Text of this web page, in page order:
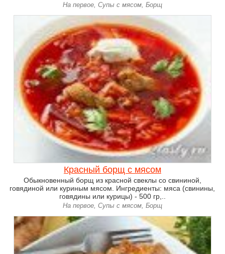
На первое, Супы с мясом, Борщ
Красный борщ с мясом
Обыкновенный борщ из красной свеклы со свининой,
говядиной или куриным мясом. Ингредиенты: мяса (свинины,
говядины или курицы) - 500 гр,..
На первое, Супы с мясом, Борщ